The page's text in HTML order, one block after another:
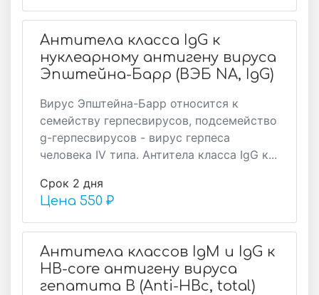
Антитела класса IgG к
нуклеарному антигену вируса
Эпштейна-Барр (ВЭБ NA, IgG)
Вирус Эпштейна-Барр относится к
семейству герпесвирусов, подсемейство
g-герпесвирусов - вирус герпеса
человека IV типа. Антитела класса IgG к...
Срок 2 дня
Цена 550 ₽
Антитела классов IgM и IgG к
HB-core антигену вируса
гепатита B (Anti-HBс, total)